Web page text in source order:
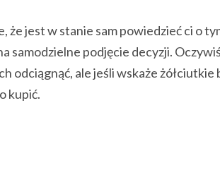
że jest w stanie sam powiedzieć ci o
samodzielne podjęcie decyzji.
odciągnąć, ale jeśli wskaże
kupić.